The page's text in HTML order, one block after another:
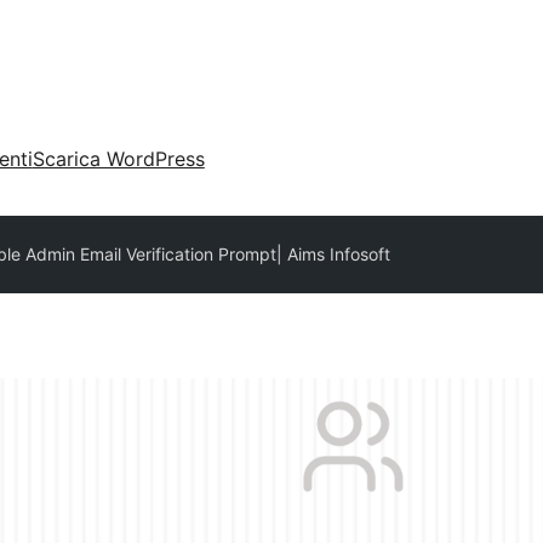
Scarica WordPress
Admin Email Verification Prompt| Aims Infosoft